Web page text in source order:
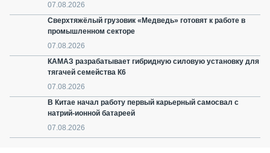
07.08.2026
Сверхтяжёлый грузовик «Медведь» готовят к работе в
промышленном секторе
07.08.2026
КАМАЗ разрабатывает гибридную силовую установку для
тягачей семейства К6
07.08.2026
В Китае начал работу первый карьерный самосвал с
натрий-ионной батареей
07.08.2026